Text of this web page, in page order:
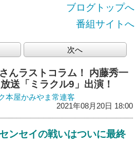
ブログトップへ
番組サイトへ
次へ
んラストコラム！ 内藤秀一
送「ミラクル9」出演！
本屋かみやま常連客
2021年08月20日 18:00
ンセイの戦いはついに最終